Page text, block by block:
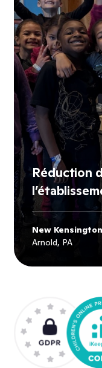
Réduction
New
Arnold, PA
Explore
School